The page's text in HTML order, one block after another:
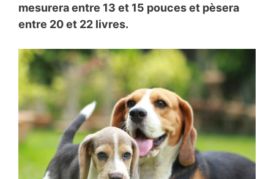
mesurera entre 13 et 15 pouces et pèsera
entre 20 et 22 livres.